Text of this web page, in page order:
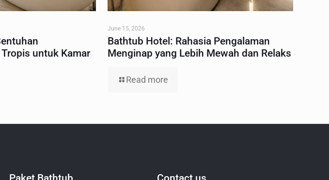
untuk Kamar
June 15, 2026
Bathtub Hotel: Rahasia Pengalaman
Menginap yang Lebih Mewah dan Relaks
Read more